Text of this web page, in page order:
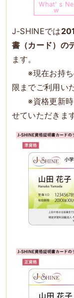
What' s Ne
w
J-SHINEでは
書（カード）の
ます。
※現在お持ち
限までご利用い
※資格更新時
せていただきます